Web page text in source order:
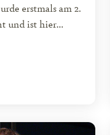
erstmals am 2.
und ist hier...